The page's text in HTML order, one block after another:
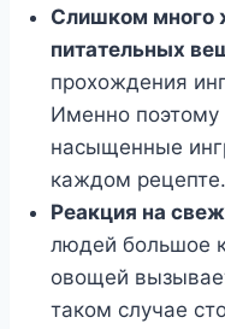
Слишком много
питательных
прохождения
Именно поэтому
насыщенные
каждом рецепте.
Реакция на
людей большое
овощей
таком случае